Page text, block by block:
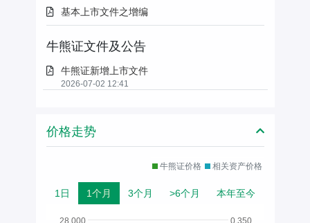
基本上市文件之增编
牛熊证文件及公告
牛熊证新增上市文件
2026-07-02 12:41
价格走势
牛熊证价格 相关资产价格
1日 1个月 3个月 >6个月 本年至今
28,000 0.350